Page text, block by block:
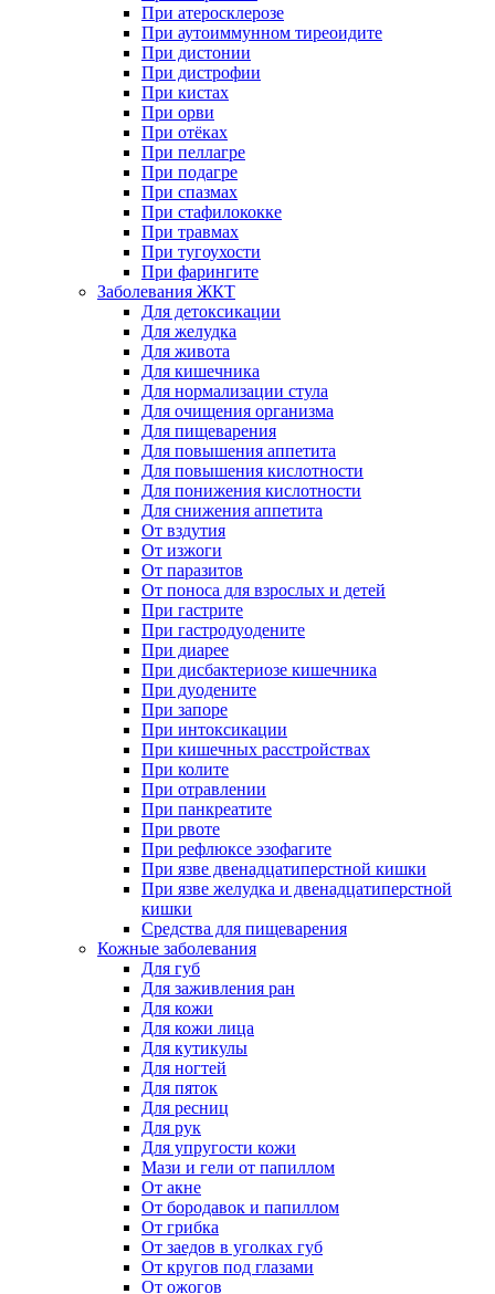
При атеросклерозе
При аутоиммунном тиреоидите
При дистонии
При дистрофии
При кистах
При орви
При отёках
При пеллагре
При подагре
При спазмах
При стафилококке
При травмах
При тугоухости
При фарингите
Заболевания ЖКТ
Для детоксикации
Для желудка
Для живота
Для кишечника
Для нормализации стула
Для очищения организма
Для пищеварения
Для повышения аппетита
Для повышения кислотности
Для понижения кислотности
Для снижения аппетита
От вздутия
От изжоги
От паразитов
От поноса для взрослых и детей
При гастрите
При гастродуодените
При диарее
При дисбактериозе кишечника
При дуодените
При запоре
При интоксикации
При кишечных расстройствах
При колите
При отравлении
При панкреатите
При рвоте
При рефлюксе эзофагите
При язве двенадцатиперстной кишки
При язве желудка и двенадцатиперстной
кишки
Средства для пищеварения
Кожные заболевания
Для губ
Для заживления ран
Для кожи
Для кожи лица
Для кутикулы
Для ногтей
Для пяток
Для ресниц
Для рук
Для упругости кожи
Мази и гели от папиллом
От акне
От бородавок и папиллом
От грибка
От заедов в уголках губ
От кругов под глазами
От ожогов